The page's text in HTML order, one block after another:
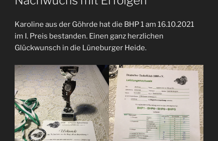
Karoline aus der Göhrde hat die BHP 1 am 16.10.2021
im I. Preis bestanden. Einen ganz herzlichen
Glückwunsch in die Lüneburger Heide.